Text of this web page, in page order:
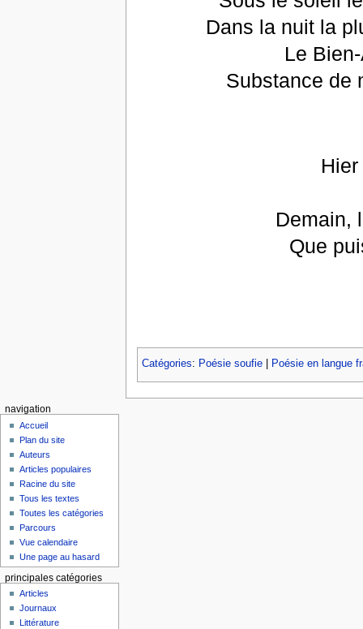
Dans la nuit la
Le
Substance de
Demain,
Que
Catégories: Poésie soufie| Poésie en langue
navigation
Accueil
Plan du site
Auteurs
Articles populaires
Racine du site
Tous les textes
Toutes les catégories
Parcours
Vue calendaire
Une page au hasard
principales catégories
Articles
Journaux
Littérature